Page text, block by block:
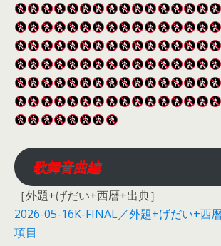
歌舞音曲編
［外題+げだい+西暦+出典］
2026-05-16K-FINAL／外題+げだい+西
項目